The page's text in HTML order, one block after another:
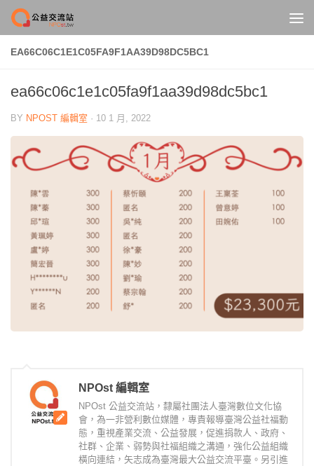
Skip to content
EA66C06C1E1C05FA9F1AA39D98DC5BC1
ea66c06c1e1c05fa9f1aa39d98dc5bc1
BY NPOST 編輯室 · 10 1 月, 2022
NPOst 編輯室
NPOst 公益交流站，隸屬社團法人臺灣數位文化協
會，為一非營利數位媒體，專責報導臺灣公益社福動
態，重視產業交流、公益發展，促進捐款人、政府、
社群、企業、弱勢與社福組織之溝通，強化公益組織
橫向連結，矢志成為臺灣最大公益交流平臺。另引進